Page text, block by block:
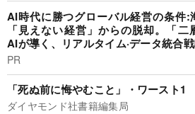
AI時代に勝つグローバル経営の条件:
「見えない経営」からの脱却。「二
AIが導く、リアルタイム·データ統合
PR
「死ぬ前に悔やむこと」・ワースト1
ダイヤモンド社書籍編集局